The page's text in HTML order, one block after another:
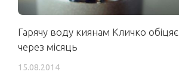
Гарячу воду киянам Кличко обіцяє
через місяць
15.08.2014